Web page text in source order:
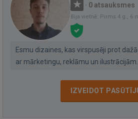
· 0 atsauksmes
Bija vietnē: Pirms 4 g., 6
Esmu dizaines, kas virspusēji prot
ar mārketingu, reklāmu un ilustrācijām.
IZVEIDOT